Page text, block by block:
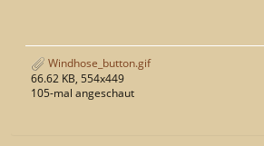
Windhose_button.gif
66.62 KB, 554x449
105-mal angeschaut